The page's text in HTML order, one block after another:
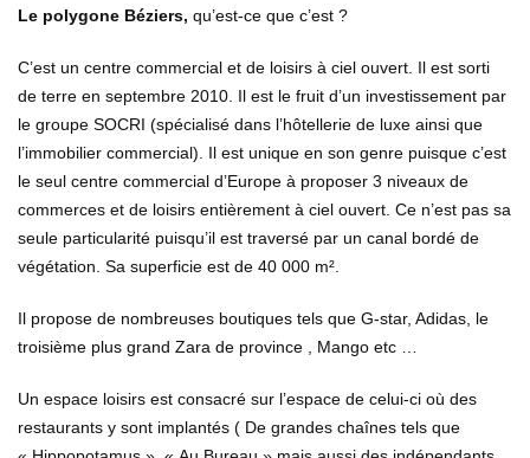
Le polygone Béziers, qu’est-ce que c’est ?
C’est un centre commercial et de loisirs à ciel ouvert. Il est sorti
de terre en septembre 2010. Il est le fruit d’un investissement par
le groupe SOCRI (spécialisé dans l’hôtellerie de luxe ainsi que
l’immobilier commercial). Il est unique en son genre puisque c’est
le seul centre commercial d’Europe à proposer 3 niveaux de
commerces et de loisirs entièrement à ciel ouvert. Ce n’est pas sa
seule particularité puisqu’il est traversé par un canal bordé de
végétation. Sa superficie est de 40 000 m².
Il propose de nombreuses boutiques tels que G-star, Adidas, le
troisième plus grand Zara de province , Mango etc …
Un espace loisirs est consacré sur l’espace de celui-ci où des
restaurants y sont implantés ( De grandes chaînes tels que